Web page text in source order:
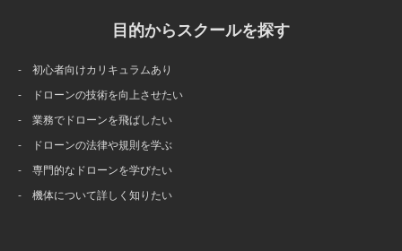
目的からスクールを探す
- 初心者向けカリキュラムあり
- ドローンの技術を向上させたい
- 業務でドローンを飛ばしたい
- ドローンの法律や規則を学ぶ
- 専門的なドローンを学びたい
- 機体について詳しく知りたい